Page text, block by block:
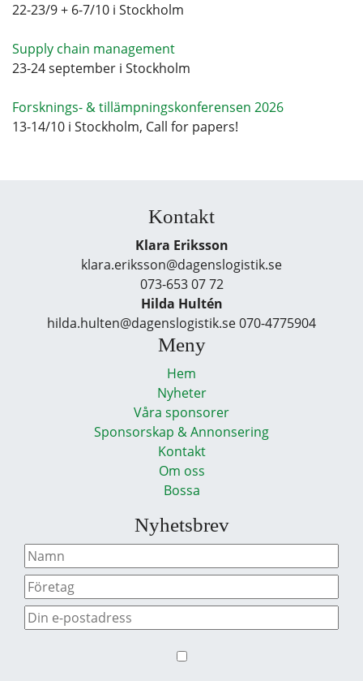
22-23/9 + 6-7/10 i Stockholm
Supply chain management
23-24 september i Stockholm
Forsknings- & tillämpningskonferensen 2026
13-14/10 i Stockholm, Call for papers!
Kontakt
Klara Eriksson
klara.eriksson@dagenslogistik.se
073-653 07 72
Hilda Hultén
hilda.hulten@dagenslogistik.se 070-4775904
Meny
Hem
Nyheter
Våra sponsorer
Sponsorskap & Annonsering
Kontakt
Om oss
Bossa
Nyhetsbrev